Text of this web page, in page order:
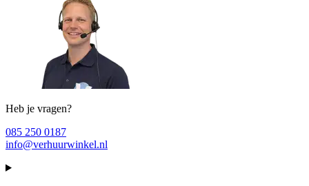
Heb je vragen?
085 250 0187
info@verhuurwinkel.nl